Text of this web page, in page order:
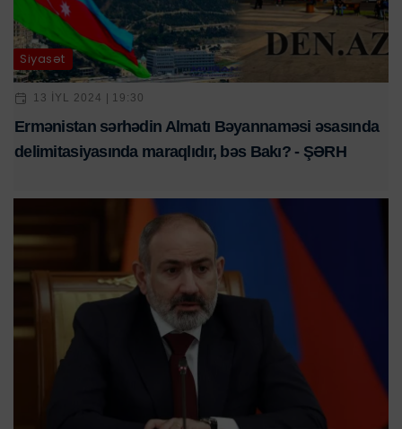
Siyasət
13 IYL 2024 | 19:30
Ermənistan sərhədin Almatı Bəyannaməsi əsasında
delimitasiyasında maraqlıdır, bəs Bakı? - ŞƏRH